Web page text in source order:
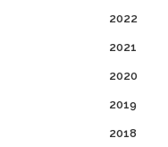
2022
2021
2020
2019
2018